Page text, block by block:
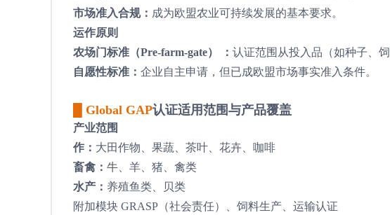
市场准入合规： 成为欧盟农业可持续发展的基本要求。
运作原则
农场门标准（Pre-farm-gate） ： 认证范围从投入品（如种子、
自愿性标准： 企业自主申请，但已成欧盟市场事实准入条件。
█ Global GAP认证适用范围与产品覆盖
产业范围
作： 大田作物、果蔬、茶叶、花卉、咖啡
畜禽： 牛、羊、猪、禽类
水产： 养殖鱼类、贝类
附加模块 GRASP（社会责任）、饲料生产、运输认证